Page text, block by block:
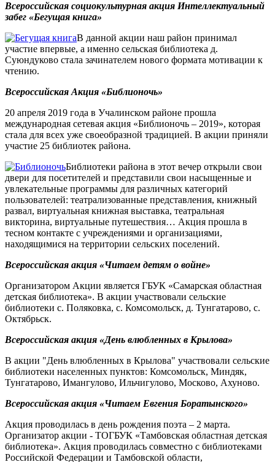
Всероссийская социокультурная акция Интеллектуальный
забег «Бегущая книга»
В данной акции наш район принимал
участие впервые, а именно сельская библиотека д.
Суюндуково стала зачинателем нового формата мотивации к
чтению.
Всероссийская Акция «Библионочь»
20 апреля 2019 года в Учалинском районе прошла
международная сетевая акция «Библионочь – 2019», которая
стала для всех уже своеобразной традицией. В акции приняли
участие 25 библиотек района.
Библиотеки района в этот вечер открыли свои
двери для посетителей и представили свои насыщенные и
увлекательные программы для различных категорий
пользователей: театрализованные представления, книжный
развал, виртуальная книжная выставка, театральная
викторина, виртуальные путешествия… Акция прошла в
тесном контакте с учреждениями и организациями,
находящимися на территории сельских поселений.
Всероссийская акция «Читаем детям о войне»
Организатором Акции является ГБУК «Самарская областная
детская библиотека». В акции участвовали сельские
библиотеки с. Поляковка, с. Комсомольск, д. Тунгатарово, с.
Октябрьск.
Всероссийская акция «День влюбленных в Крылова»
В акции "День влюбленных в Крылова" участвовали сельские
библиотеки населенных пунктов: Комсомольск, Миндяк,
Тунгатарово, Имангулово, Ильчигулово, Москово, Ахуново.
Всероссийская акция «Читаем Евгения Боратынского»
Акция проводилась в день рождения поэта – 2 марта.
Организатор акции - ТОГБУК «Тамбовская областная детская
библиотека». Акция проводилась совместно с библиотеками
Российской Федерации и Тамбовской области,